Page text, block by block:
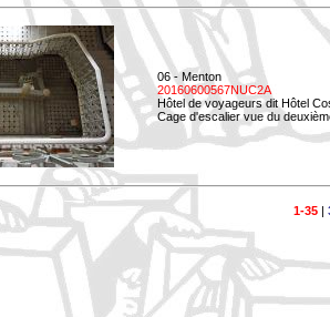
06 - Menton
20160600567NUC2A
Hôtel de voyageurs dit Hôtel
Cage d'escalier vue du
1-35|